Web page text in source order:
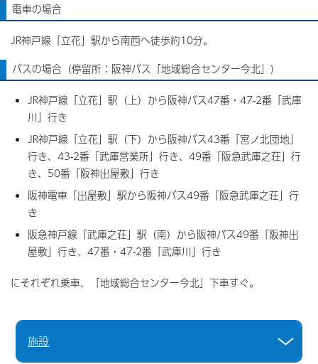
電車の場合
JR神戸線「立花」駅から南西へ徒歩約10分。
バスの場合（停留所：阪神バス「地域総合センター今北」）
JR神戸線「立花」駅（上）から阪神バス47番・47-2番「武庫
川」行き
JR神戸線「立花」駅（下）から阪神バス43番「宮ノ北団地」
行き、43-2番「武庫営業所」行き、49番「阪急武庫之荘」行
き、50番「阪神出屋敷」行き
阪神電車「出屋敷」駅から阪神バス49番「阪急武庫之荘」行
き
阪急神戸線「武庫之荘」駅（南）から阪神バス49番「阪神出
屋敷」行き、47番・47-2番「武庫川」行き
にそれぞれ乗車、「地域総合センター今北」下車すぐ。
施設